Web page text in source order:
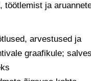
töötlemist ja
arvestused ja
graafikule;